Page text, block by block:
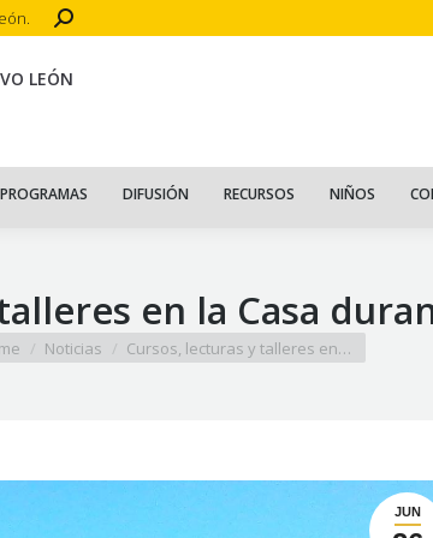
Search:
LEÓN
PROGRAMAS DIFUSIÓN RECURSOS NIÑOS
en la Casa
are here:Noticias Cursos, lecturas y talleres en…
JUN
PUBLICACIONES PROGRAMAS DIFUSIÓN